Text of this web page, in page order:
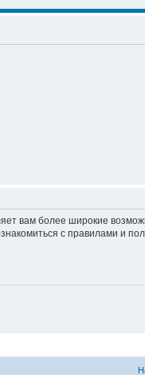
вам более широкие
с правилами и